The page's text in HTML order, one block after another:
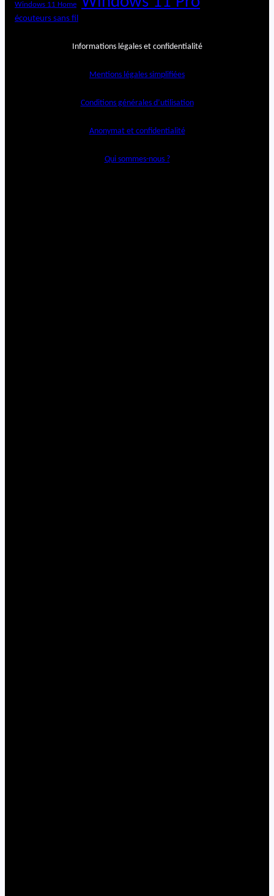
Windows 11 Home
écouteurs sans fil
Informations légales et confidentialité
Mentions légales simplifiées
Conditions générales d’utilisation
Anonymat et confidentialité
Qui sommes-nous ?